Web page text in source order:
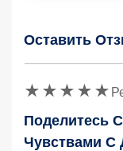
Оставить
Поделитесь
Чувствами С